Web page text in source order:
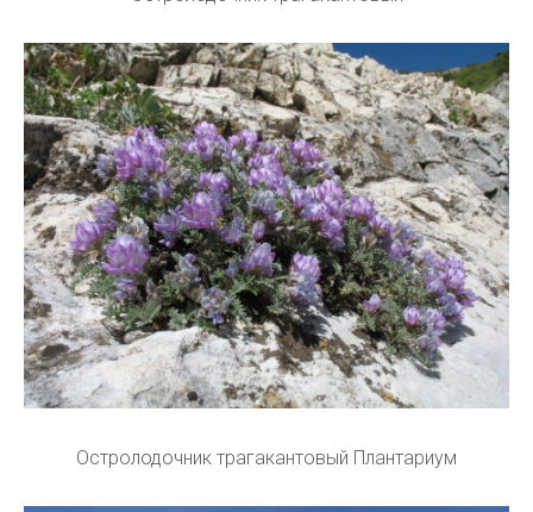
Остролодочник трагакантовый Плантариум